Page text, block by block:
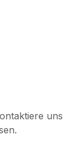
uns